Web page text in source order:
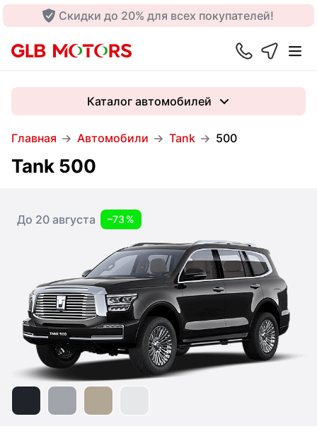
Скидки до 20% для всех покупателей!
Главная Автомобили Tank 500
Каталог автомобилей
Tank 500
До 20 августа –73 %